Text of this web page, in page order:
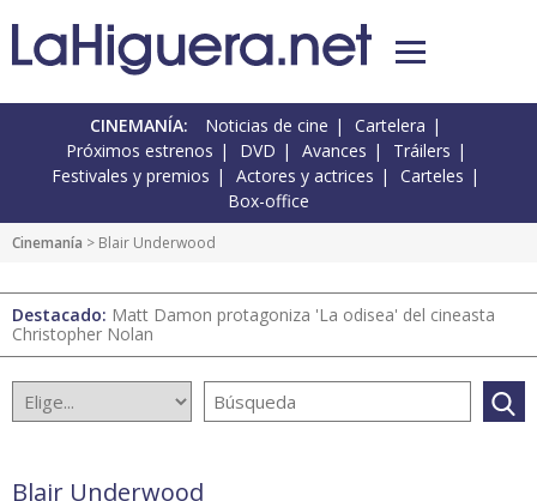
CINEMANÍA: Noticias de cine
Cartelera
Próximos estrenos
DVD Avances
Tráilers
Festivales y premios
Actores y actrices
Carteles
Box-office
Cinemanía > Blair Underwood
Destacado: Matt Damon protagoniza 'La odisea' del cineasta
Christopher Nolan
Blair Underwood